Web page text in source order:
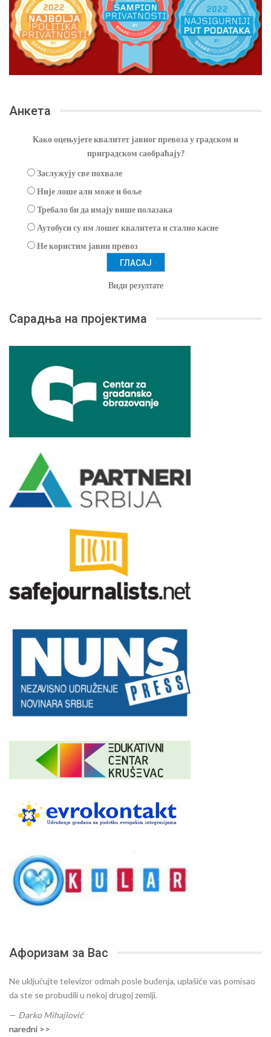
Анкета
Како оцењујете квалитет јавног превоза у градском и
приградском саобраћају?
Заслужују све похвале
Није лоше али може и боље
Требало би да имају више полазака
Аутобуси су им лошег квалитета и стално касне
Не користим јавни превоз
Види резултате
Сарадња на пројектима
Афоризам за Вас
Ne uključujte televizor odmah posle buđenja, uplašiće vas pomisao
da ste se probudili u nekoj drugoj zemlji.
— Darko Mihajlović
naredni >>